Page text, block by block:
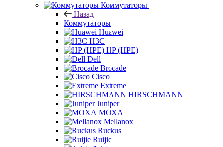
Коммутаторы
Назад
Коммутаторы
Huawei
H3C
HP (HPE)
Dell
Brocade
Cisco
Extreme
HIRSCHMANN
Juniper
MOXA
Mellanox
Ruckus
Ruijie